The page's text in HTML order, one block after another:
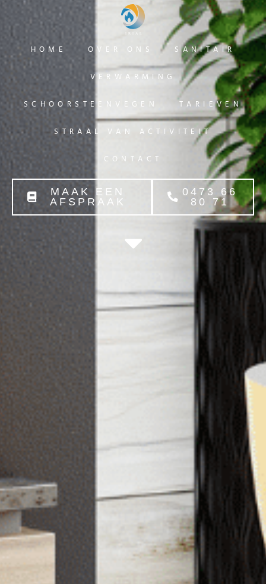
HOME OVER ONS SANITAIR
VERWARMING
SCHOORSTEENVEGEN TARIEVEN
STRAAL VAN ACTIVITEIT
CONTACT
MAAK EEN
AFSPRAAK
0473 66
80 71